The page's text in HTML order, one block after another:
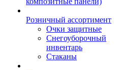
Розничный ассортимент
Очки защитные
Снегоуборочный
инвентарь
Стаканы